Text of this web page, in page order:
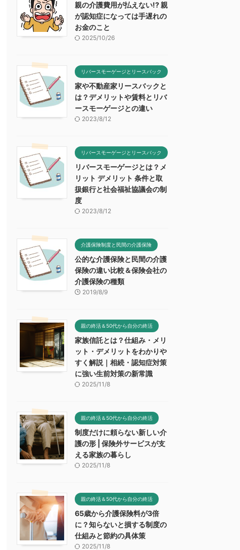
親の介護費用が払えない!? 親
が認知症になっては手遅れの
お金のこと
2025/10/26
リバースモーゲージとリースバック
家や不動産家リースバックと
は？デメリットや賃料とリバ
ースモーゲージとの違い
2023/8/12
リバースモーゲージとリースバック
リバースモーゲージとは？メ
リット デメリット 条件と取
扱銀行と社会福祉協議会の制
度
2023/8/12
介護保険制度と民間の介護保険
公的な介護保険と民間の介護
保険の違い比較＆保険会社の
介護保険の種類
2019/8/9
親の終活＆50代から自分の終活
家族信託とは？仕組み・メリ
ット・デメリットをわかりや
すく解説｜相続・認知症対策
に強い生前対策の新常識
2025/11/8
親の終活＆50代から自分の終活
制度だけに頼らない新しい介
護の形 | 保険外サービスが支
える家族の暮らし
2025/11/8
親の終活＆50代から自分の終活
65歳から介護保険料が3倍
に？知らないと損する制度の
仕組みと節約の具体策
2025/11/8